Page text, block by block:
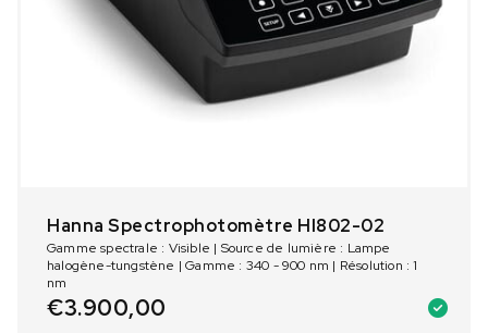
Hanna Spectrophotomètre HI802-02
Gamme spectrale : Visible | Source de lumière : Lampe
halogène-tungstène | Gamme : 340 - 900 nm | Résolution : 1
nm
€3.900,00